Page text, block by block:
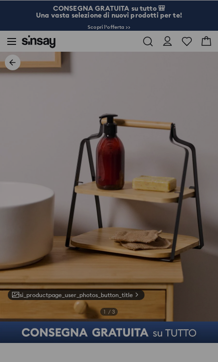
CONSEGNA GRATUITA su tutto 🎒
Una vasta selezione di nuovi prodotti per te!
Scopri l’offerta >>
si_productpage_user_photos_button_title
1 / 3